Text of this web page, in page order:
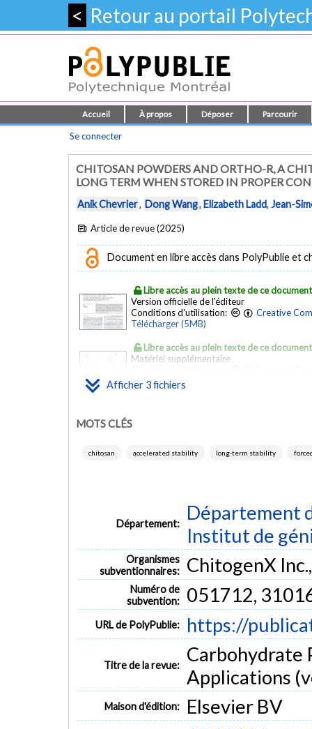
< Retour au portail
Accueil À propos Déposer Parcourir
Se connecter
CHITOSAN POWDERS AND ORTHO-R, A
LONG TERM WHEN STORED IN PROPER
Anik Chevrier, Dong Wang,Elizabeth Ladd,Jean-
Article de revue (2025)
Document en libre accès dans PolyPublie et
Afficher 3 fichiers
Libre accès au plein texte de ce document
Version officielle de l'éditeur
Conditions d'utilisation:
Creative
Télécharger (5MB)
Libre accès au plein texte de ce document
Matériel supplémentaire
Télécharger (583kB)
Télécharger (163kB)
MOTS CLÉS
chitosan accelerated stability long-term stability
Département:
Département
Institut de
Organismes
subventionnaires:
ChitogenX
Numéro de
subvention:
051712,
URL de PolyPublie: https://
Titre de la revue:
Carbohydrate
Applications
Maison d'édition: Elsevier BV